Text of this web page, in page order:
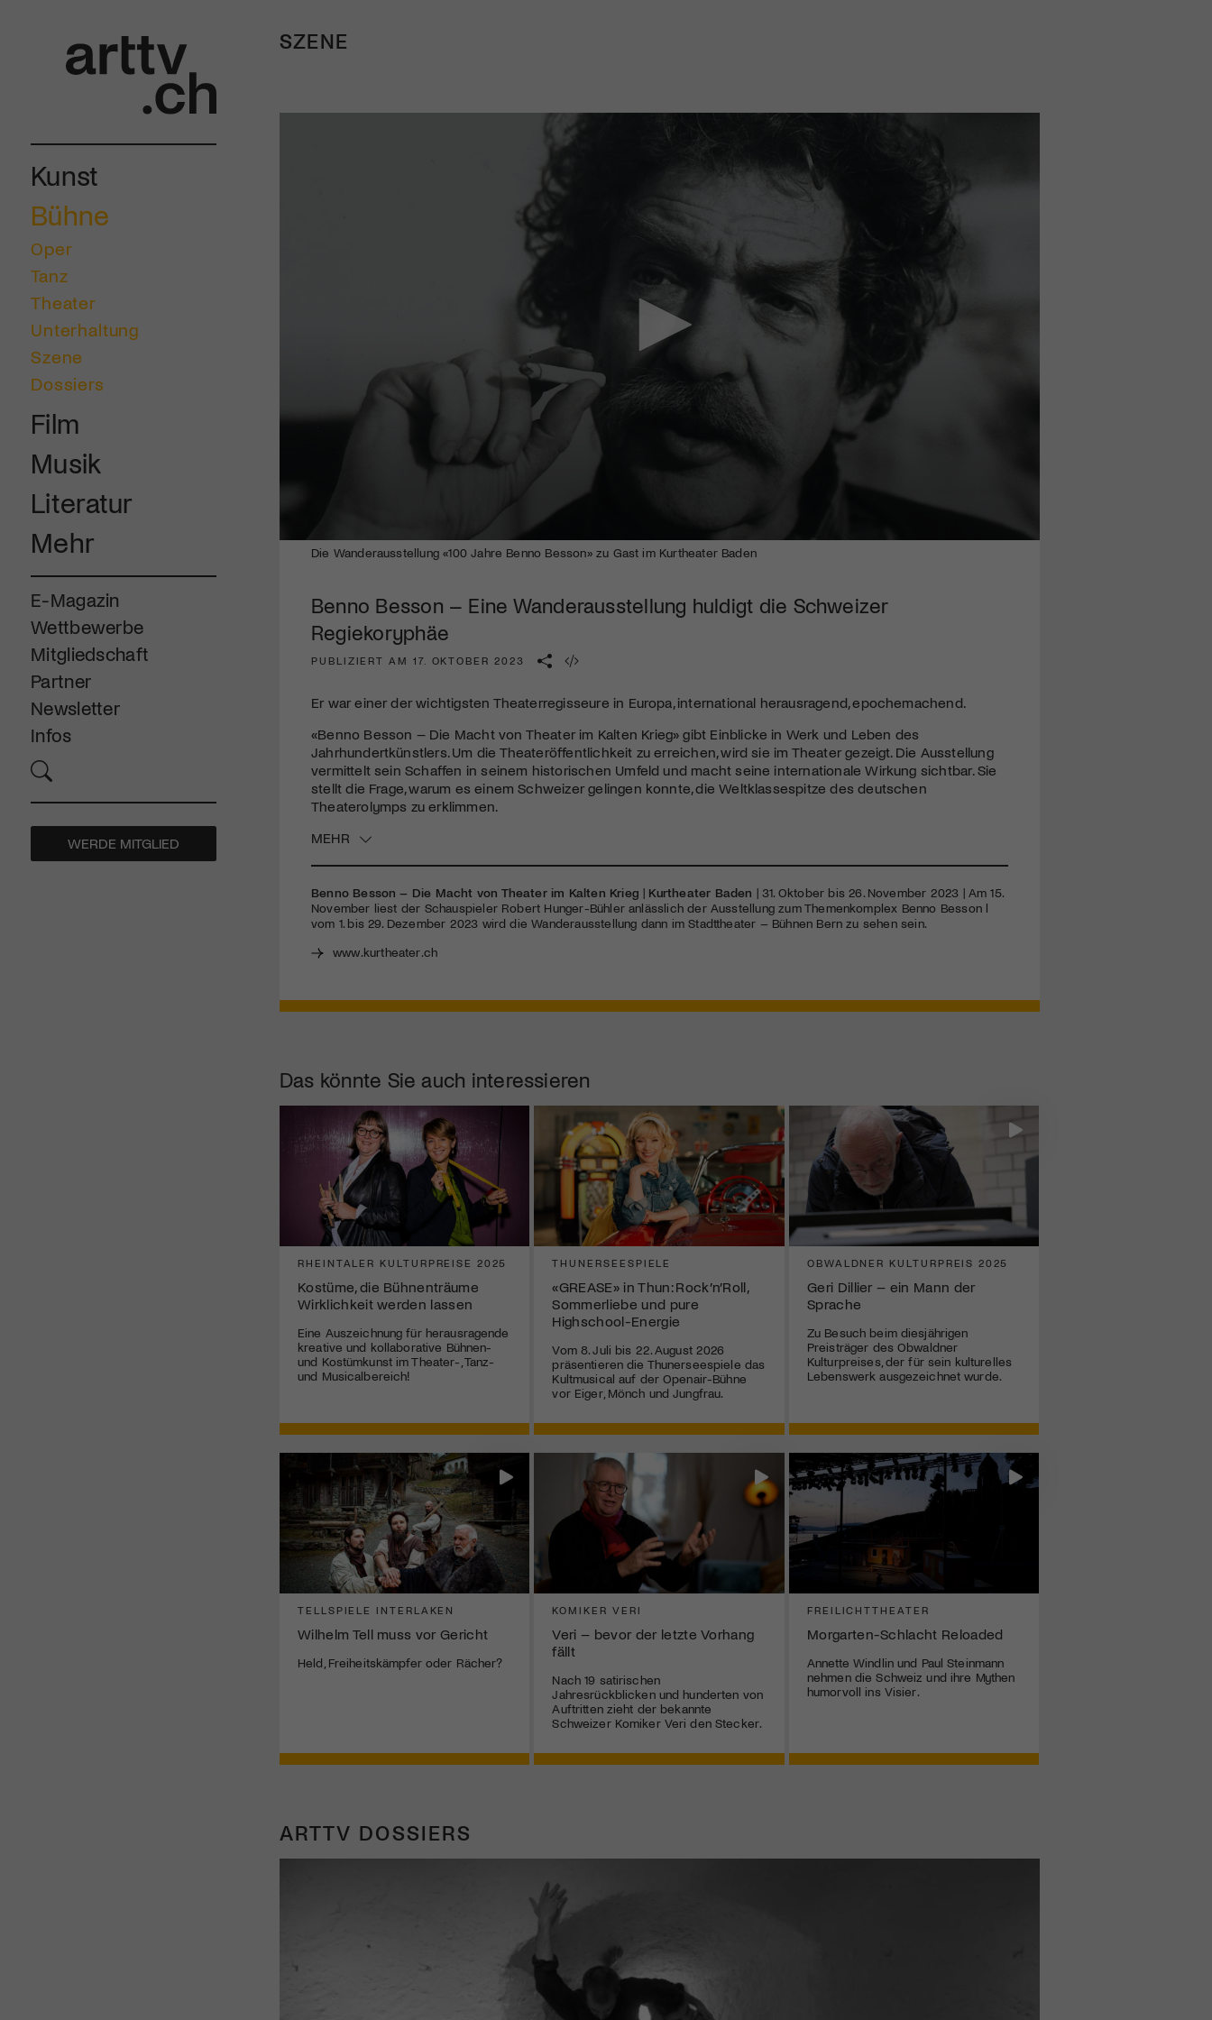
Kunst
Bühne
Oper
Tanz
Theater
Unterhaltung
Szene
Dossiers
Film
Musik
Literatur
Mehr
E-Magazin
Wettbewerbe
Mitgliedschaft
Partner
Newsletter
Infos
WERDE MITGLIED
SZENE
seconds
minutes,
secondsVolume
Die Wanderausstellung «100 Jahre Benno Besson» zu Gast im Kurtheater Baden
Benno Besson – Eine Wanderausstellung huldigt die Schweizer
Regiekoryphäe
PUBLIZIERT AM 17. OKTOBER 2023
Er war einer der wichtigsten Theaterregisseure in Europa, international herausragend, epochemachend.
«Benno Besson – Die Macht von Theater im Kalten Krieg» gibt Einblicke in Werk und Leben des
Jahrhundertkünstlers. Um die Theateröffentlichkeit zu erreichen, wird sie im Theater gezeigt. Die Ausstellung
vermittelt sein Schaffen in seinem historischen Umfeld und macht seine internationale Wirkung sichtbar. Sie
stellt die Frage, warum es einem Schweizer gelingen konnte, die Weltklassespitze des deutschen
Theaterolymps zu erklimmen.
MEHR
Benno Besson – Die Macht von Theater im Kalten Krieg | Kurtheater Baden | 31. Oktober bis 26. November 2023 | Am 15.
November liest der Schauspieler Robert Hunger-Bühler anlässlich der Ausstellung zum Themenkomplex Benno Besson l
vom 1. bis 29. Dezember 2023 wird die Wanderausstellung dann im Stadttheater – Bühnen Bern zu sehen sein.
www.kurtheater.ch
Das könnte Sie auch interessieren
RHEINTALER KULTURPREISE 2025
Kostüme, die Bühnenträume
Wirklichkeit werden lassen
Eine Auszeichnung für herausragende
kreative und kollaborative Bühnen-
und Kostümkunst im Theater-, Tanz-
und Musicalbereich!
THUNERSEESPIELE
«GREASE» in Thun: Rock’n’Roll,
Sommerliebe und pure
Highschool-Energie
Vom 8. Juli bis 22. August 2026
präsentieren die Thunerseespiele das
Kultmusical auf der Openair-Bühne
vor Eiger, Mönch und Jungfrau.
OBWALDNER KULTURPREIS 2025
Geri Dillier – ein Mann der
Sprache
Zu Besuch beim diesjährigen
Preisträger des Obwaldner
Kulturpreises, der für sein kulturelles
Lebenswerk ausgezeichnet wurde.
TELLSPIELE INTERLAKEN
Wilhelm Tell muss vor Gericht
Held, Freiheitskämpfer oder Rächer?
KOMIKER VERI
Veri – bevor der letzte Vorhang
fällt
Nach 19 satirischen
Jahresrückblicken und hunderten von
Auftritten zieht der bekannte
Schweizer Komiker Veri den Stecker.
FREILICHTTHEATER
Morgarten-Schlacht Reloaded
Annette Windlin und Paul Steinmann
nehmen die Schweiz und ihre Mythen
humorvoll ins Visier.
ARTTV DOSSIERS
Mach mit: «Be Part of the Art»!
Engagiere dich als Kulturliebhaber:in, Kulturschaffende(r) oder
Kulturinstitution und unterstütze unsere Arbeit.
Mit deiner Mitgliedschaft erhältst du kostenlosen Zugang zu
diversen Kulturevents.
Jetzt Mitglied werden